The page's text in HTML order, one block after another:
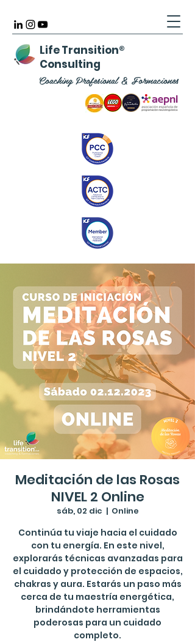
Life Transition®
Consulting
Coaching Profesional & Formaciones
Meditación de las Rosas
NIVEL 2 Online
sáb, 02 dic
  |
Online
Continúa tu viaje hacia el cuidado
con tu energía. En este nivel,
explorarás técnicas avanzadas para
el cuidado y protección de espacios,
chakras y aura. Estarás un paso más
cerca de tu maestría energética,
brindándote herramientas
poderosas para un cuidado
completo.